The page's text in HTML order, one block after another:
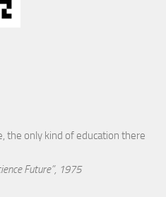
the only kind of education there
Future”, 1975